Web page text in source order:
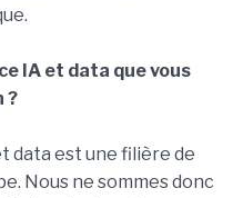
IA et data que vous
?
data est une filière de
Nous ne sommes donc